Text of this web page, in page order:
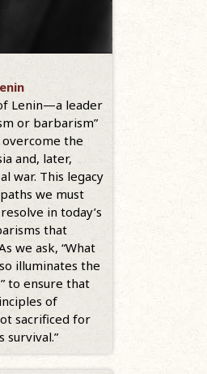
Lenin—a leader
or barbarism”
the
and, later,
war. This legacy
we must
in today’s
that
we ask, “What
illuminates the
to ensure that
of
sacrificed for
survival.”